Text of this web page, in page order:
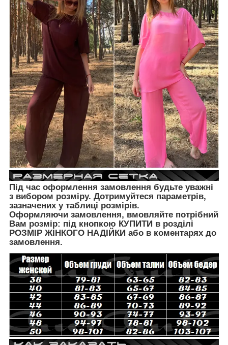
Під час оформлення замовлення будьте уважні
з вибором розміру. Дотримуйтеся параметрів,
зазначених у таблиці розмірів.
Оформляючи замовлення, вмовляйте потрібний
Вам розмір: під кнопкою КУПИТИ в розділі
РОЗМІР ЖІНКОГО НАДІЙКИ або в коментарях до
замовлення.